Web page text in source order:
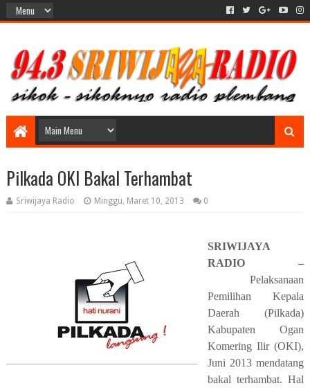
Pilkada OKI Bakal Terhambat
Sriwijaya Radio Minggu, Maret 10, 2013 0
SRIWIJAYA
RADIO –
Pelaksanaan
Pemilihan Kepala
Daerah (Pilkada)
Kabupaten Ogan
Komering Ilir (OKI),
Juni 2013 mendatang
bakal terhambat. Hal